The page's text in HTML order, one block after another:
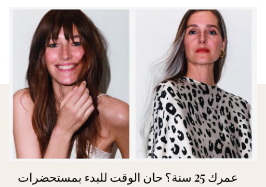
عمرك 25 سنة؟ حان الوقت للبدء بمستحضرات